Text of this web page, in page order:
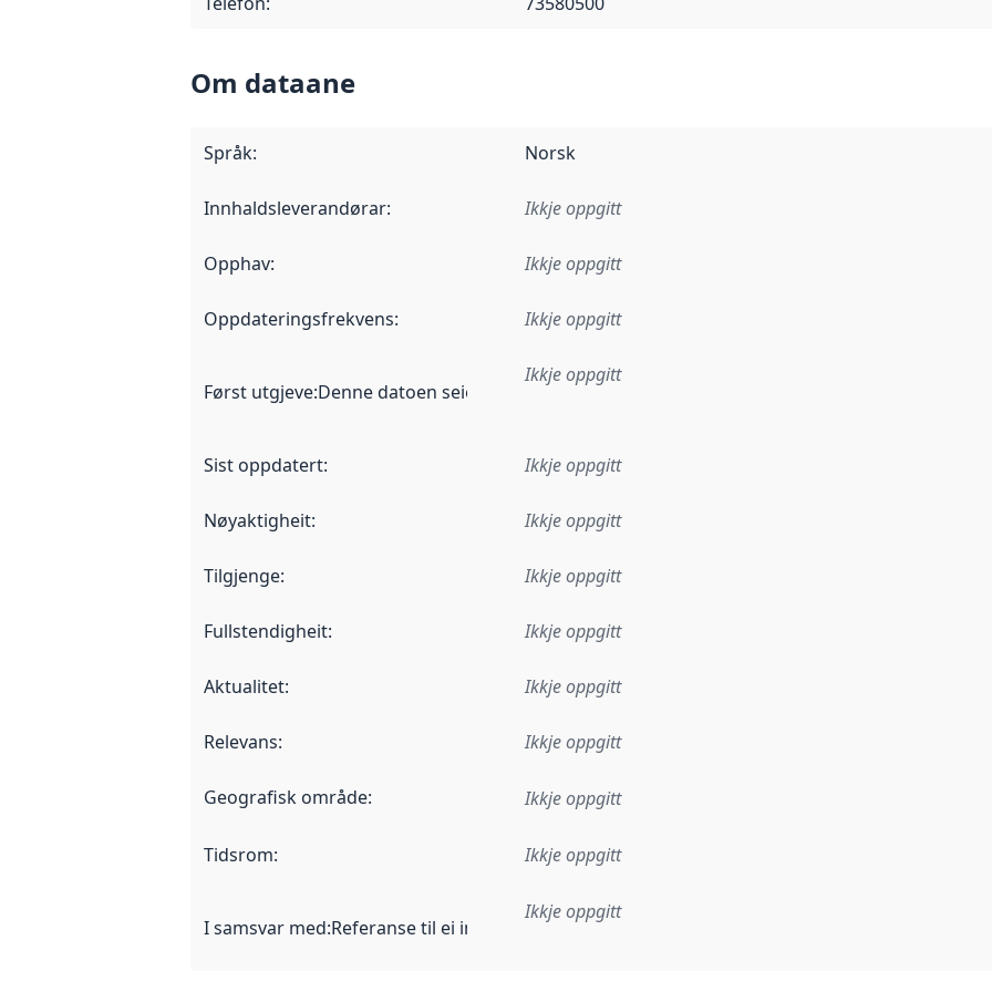
Om dataane
Språk: Norsk
Innhaldsleverandørar: Ikkje oppgitt
Opphav: Ikkje oppgitt
Oppdateringsfrekvens: Ikkje oppgitt
Først utgjeve:Denne datoen seier når dataa i dette datasettet først blei utgitt. Det kan ha
Ikkje oppgitt
Sist oppdatert: Ikkje oppgitt
Nøyaktigheit: Ikkje oppgitt
Tilgjenge: Ikkje oppgitt
Fullstendigheit: Ikkje oppgitt
Aktualitet: Ikkje oppgitt
Relevans: Ikkje oppgitt
Geografisk område: Ikkje oppgitt
Tidsrom: Ikkje oppgitt
I samsvar med:Referanse til ei implementeringsregel eller anna spesifikasjon som ligg til
Ikkje oppgitt